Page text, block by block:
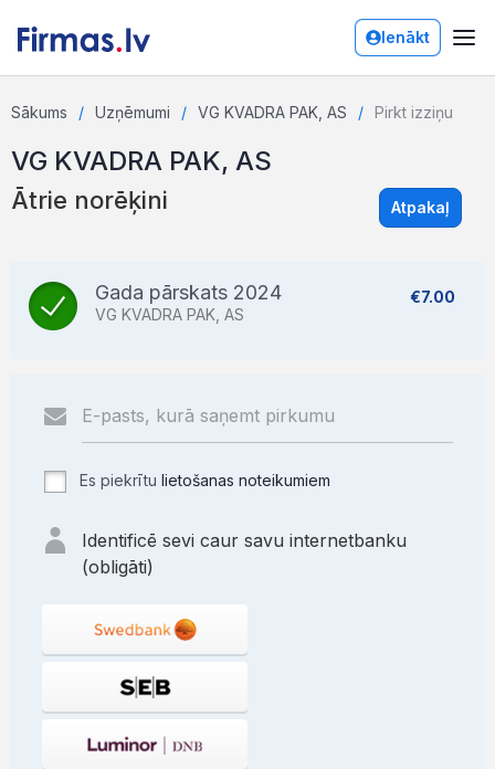
Ienākt
Sākums Uzņēmumi VG KVADRA PAK, AS Pirkt izziņu
VG KVADRA PAK, AS
Ātrie norēķini Atpakaļ
Gada pārskats 2024
VG KVADRA PAK, AS
€7.00
Es piekrītu lietošanas noteikumiem
Identificē sevi caur savu internetbanku
(obligāti)